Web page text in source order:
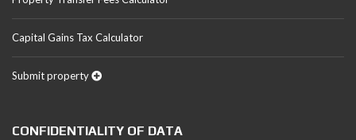
Capital Gains Tax Calculator
Submit property
CONFIDENTIALITY OF DATA